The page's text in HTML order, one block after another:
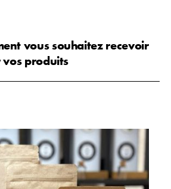
vous souhaitez recevoir
produits